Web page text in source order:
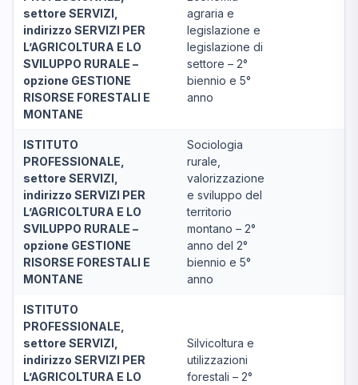
settore SERVIZI,
indirizzo SERVIZI PER
L’AGRICOLTURA E LO
SVILUPPO RURALE –
opzione GESTIONE
RISORSE FORESTALI E
MONTANE
agraria e
legislazione e
legislazione di
settore – 2°
biennio e 5°
anno
ISTITUTO
PROFESSIONALE,
settore SERVIZI,
indirizzo SERVIZI PER
L’AGRICOLTURA E LO
SVILUPPO RURALE –
opzione GESTIONE
RISORSE FORESTALI E
MONTANE
Sociologia
rurale,
valorizzazione
e sviluppo del
territorio
montano – 2°
anno del 2°
biennio e 5°
anno
ISTITUTO
PROFESSIONALE,
settore SERVIZI,
indirizzo SERVIZI PER
L’AGRICOLTURA E LO
Silvicoltura e
utilizzazioni
forestali – 2°